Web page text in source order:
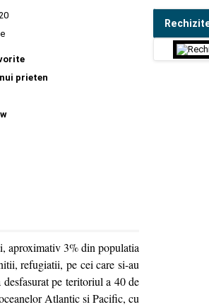
prieten
aproximativ 3% din populatia
refugiatii, pe cei care si-au
pe teritoriul a 40 de
Atlantic si Pacific, cu